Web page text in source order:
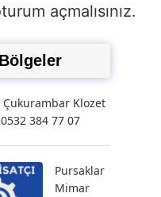
açmalısınız.
Çukurambar Klozet
384 77 07
Pursaklar
Mimar